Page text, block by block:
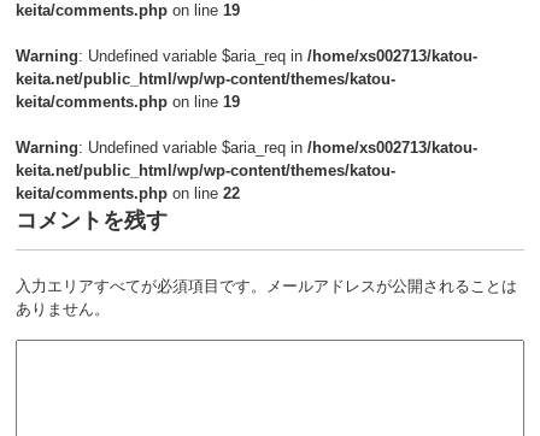
keita/comments.php on line19
Warning: Undefined variable $aria_req in/home/xs002713/katou-
keita.net/public_html/wp/wp-content/themes/katou-
keita/comments.php on line19
Warning: Undefined variable $aria_req in/home/xs002713/katou-
keita.net/public_html/wp/wp-content/themes/katou-
keita/comments.php on line22
コメントを残す
入力エリアすべてが必須項目です。メールアドレスが公開されることは
ありません。